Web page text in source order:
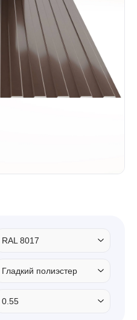
RAL 8017
Гладкий полиэстер
0.55